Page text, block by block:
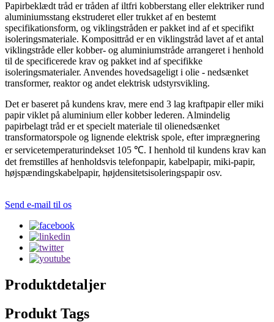
Papirbeklædt tråd er tråden af ​​iltfri kobberstang eller elektriker rund
aluminiumsstang ekstruderet eller trukket af en bestemt
specifikationsform, og viklingstråden er pakket ind af et specifikt
isoleringsmateriale. Komposittråd er en viklingstråd lavet af et antal
viklingstråde eller kobber- og aluminiumstråde arrangeret i henhold
til de specificerede krav og pakket ind af specifikke
isoleringsmaterialer. Anvendes hovedsageligt i olie - nedsænket
transformer, reaktor og andet elektrisk udstyrsvikling.
Det er baseret på kundens krav, mere end 3 lag kraftpapir eller miki
papir viklet på aluminium eller kobber lederen. Almindelig
papirbelagt tråd er et specielt materiale til olienedsænket
transformatorspole og lignende elektrisk spole, efter imprægnering
er servicetemperaturindekset 105 ℃. I henhold til kundens krav kan
det fremstilles af henholdsvis telefonpapir, kabelpapir, miki-papir,
højspændingskabelpapir, højdensitetsisoleringspapir osv.
Send e-mail til os
Produktdetaljer
Produkt Tags